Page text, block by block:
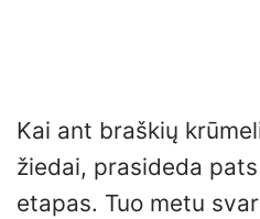
Kai ant braškių
žiedai, prasideda
etapas. Tuo metu